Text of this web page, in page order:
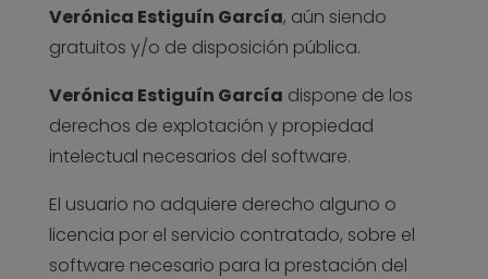
Verónica Estiguín García, aún siendo
gratuitos y/o de disposición pública.
Verónica Estiguín García dispone de los
derechos de explotación y propiedad
intelectual necesarios del software.
El usuario no adquiere derecho alguno o
licencia por el servicio contratado, sobre el
software necesario para la prestación del